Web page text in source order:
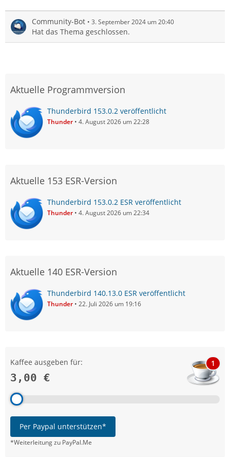
Community-Bot 3. September 2024 um 20:40
Hat das Thema geschlossen.
Aktuelle Programmversion
Thunderbird 153.0.2 veröffentlicht
Thunder 4. August 2026 um 22:28
Aktuelle 153 ESR-Version
Thunderbird 153.0.2 ESR veröffentlicht
Thunder 4. August 2026 um 22:34
Aktuelle 140 ESR-Version
Thunderbird 140.13.0 ESR veröffentlicht
Thunder 22. Juli 2026 um 19:16
Kaffee ausgeben für:
3,00 €
1
Per Paypal unterstützen*
*Weiterleitung zu PayPal.Me